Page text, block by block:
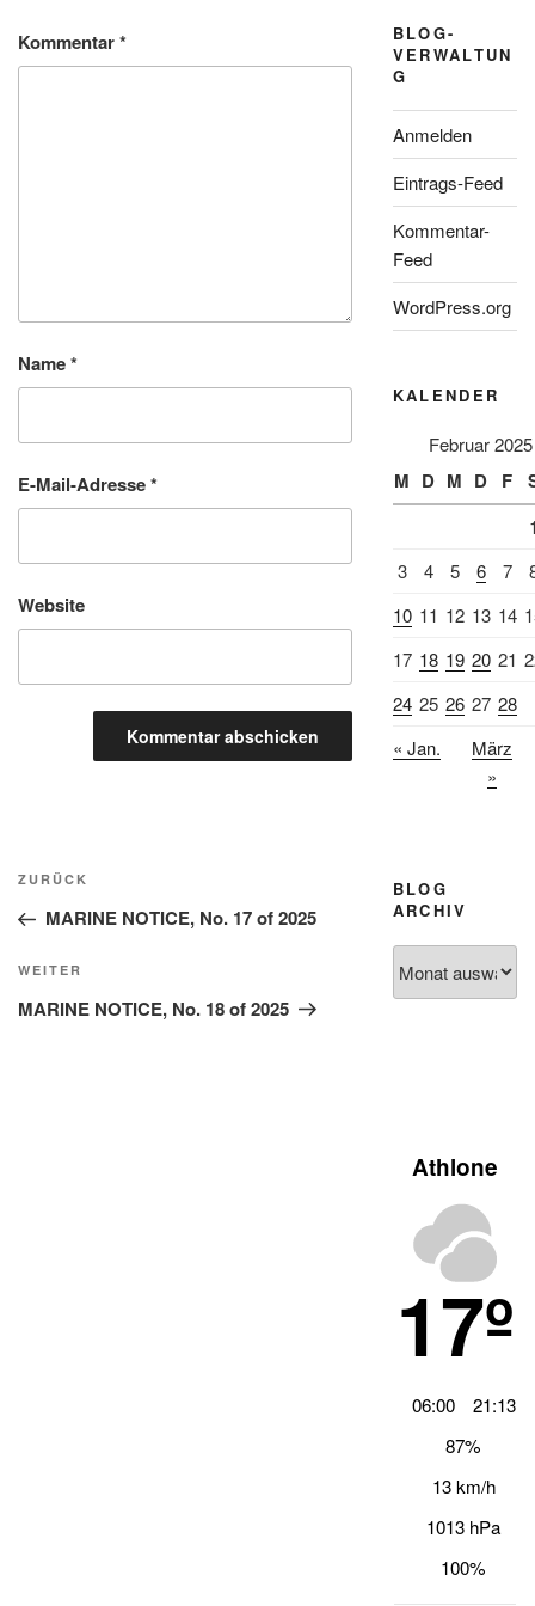
Kommentar*
Name*
E-Mail-Adresse*
Website
Beitragsnavigation
Vorheriger
Beitrag
ZURÜCK
MARINE NOTICE, No. 17 of 2025
Nächster
Beitrag
WEITER
MARINE NOTICE, No. 18 of 2025
BLOG-
VERWALTUN
G
Anmelden
Eintrags-Feed
Kommentar-
Feed
WordPress.org
KALENDER
Februar 2025
M D M D F
3
4 5 6 7
10 11 12 13 14
17 18 19 20 21
24 25 26 27 28
« Jan.
März
»
BLOG
ARCHIV
Archiv
Athlone
17º
06:00
21:13
87%
13 km/h
1013 hPa
100%